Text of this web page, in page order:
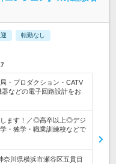
転勤なし
・プロダクション・CATV
などの電子回路設計をお
します！／◎高卒以上◎デジ
・独学・職業訓練校などで
川県横浜市瀬谷区五貫目